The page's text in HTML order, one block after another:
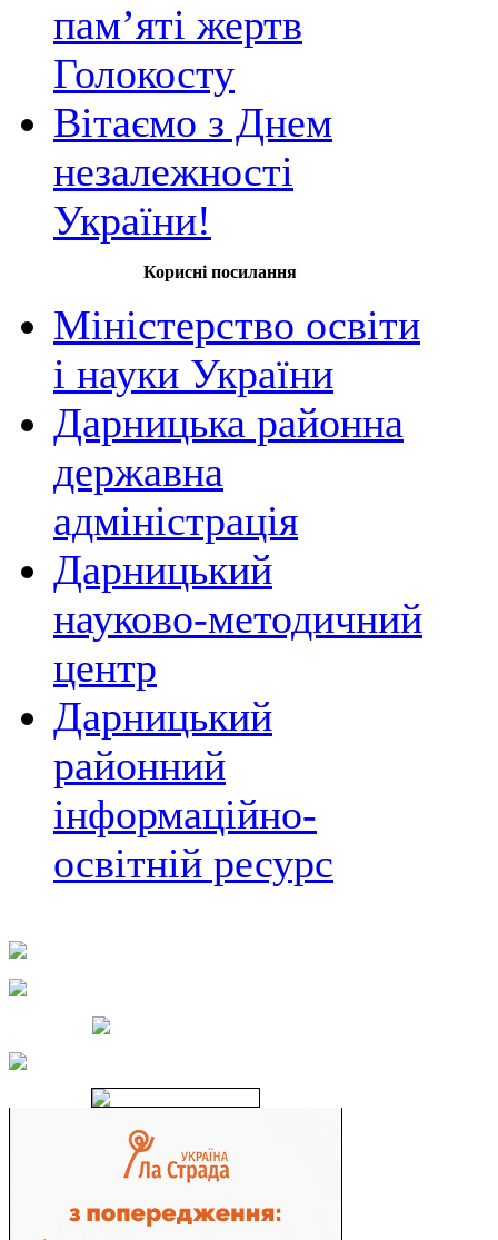
пам’яті жертв
Голокосту
Вітаємо з Днем
незалежності
України!
Корисні посилання
Міністерство освіти
і науки України
Дарницька районна
державна
адміністрація
Дарницький
науково-методичний
центр
Дарницький
районний
інформаційно-
освітній ресурс